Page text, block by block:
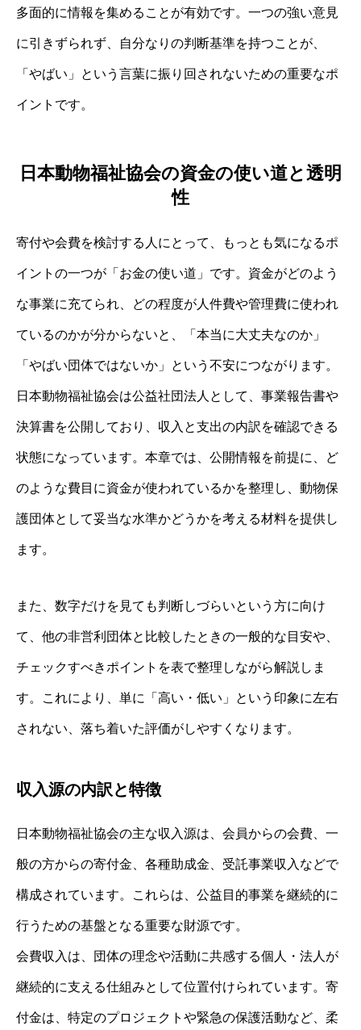
多面的に情報を集めることが有効です。一つの強い意見
に引きずられず、自分なりの判断基準を持つことが、
「やばい」という言葉に振り回されないための重要なポ
イントです。
日本動物福祉協会の資金の使い道と透明
性
寄付や会費を検討する人にとって、もっとも気になるポ
イントの一つが「お金の使い道」です。資金がどのよう
な事業に充てられ、どの程度が人件費や管理費に使われ
ているのかが分からないと、「本当に大丈夫なのか」
「やばい団体ではないか」という不安につながります。
日本動物福祉協会は公益社団法人として、事業報告書や
決算書を公開しており、収入と支出の内訳を確認できる
状態になっています。本章では、公開情報を前提に、ど
のような費目に資金が使われているかを整理し、動物保
護団体として妥当な水準かどうかを考える材料を提供し
ます。
また、数字だけを見ても判断しづらいという方に向け
て、他の非営利団体と比較したときの一般的な目安や、
チェックすべきポイントを表で整理しながら解説しま
す。これにより、単に「高い・低い」という印象に左右
されない、落ち着いた評価がしやすくなります。
収入源の内訳と特徴
日本動物福祉協会の主な収入源は、会員からの会費、一
般の方からの寄付金、各種助成金、受託事業収入などで
構成されています。これらは、公益目的事業を継続的に
行うための基盤となる重要な財源です。
会費収入は、団体の理念や活動に共感する個人・法人が
継続的に支える仕組みとして位置付けられています。寄
付金は、特定のプロジェクトや緊急の保護活動など、柔